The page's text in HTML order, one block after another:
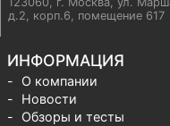
д.2, корп.6, помещение 617
ИНФОРМАЦИЯ
О компании
Новости
Обзоры и тесты